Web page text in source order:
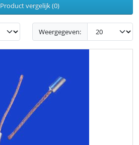
Product vergelijk (0)
Weergegeven: